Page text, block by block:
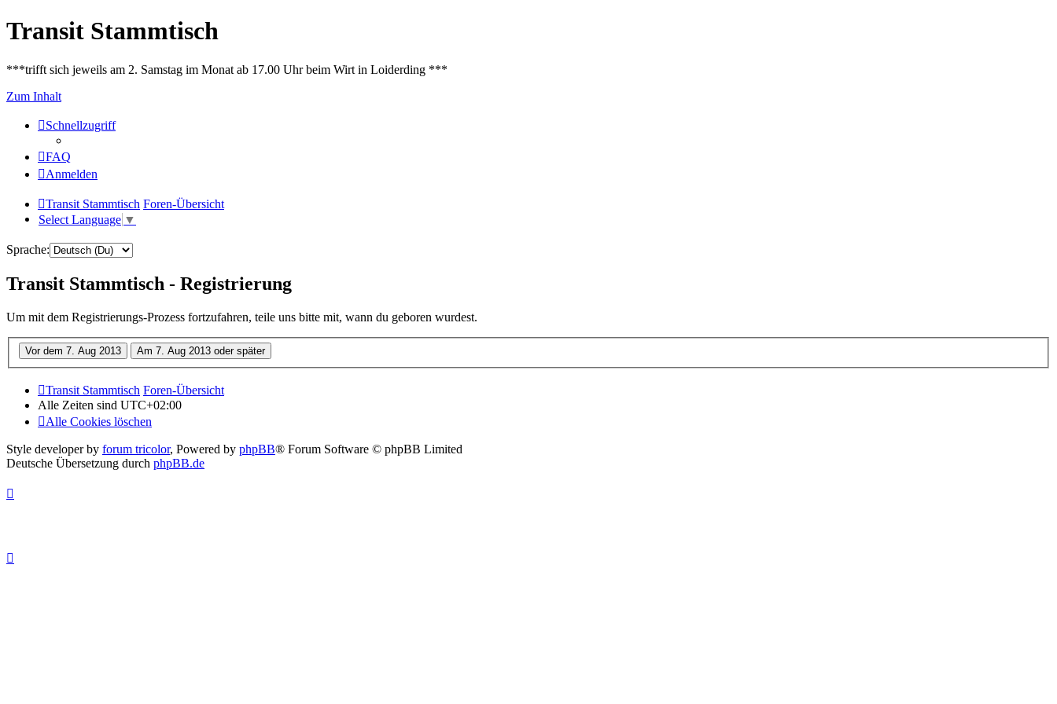
Transit Stammtisch
***trifft sich jeweils am 2. Samstag im Monat ab 17.00 Uhr beim Wirt in Loiderding ***
Zum Inhalt
Schnellzugriff
FAQ
Anmelden
Transit Stammtisch Foren-Übersicht
Select Language ▼
Sprache:
Transit Stammtisch - Registrierung
Um mit dem Registrierungs-Prozess fortzufahren, teile uns bitte mit, wann du geboren wurdest.
Transit Stammtisch Foren-Übersicht
Alle Zeiten sind UTC+02:00
Alle Cookies löschen
Style developer by forum tricolor, Powered by phpBB® Forum Software © phpBB Limited
Deutsche Übersetzung durch phpBB.de